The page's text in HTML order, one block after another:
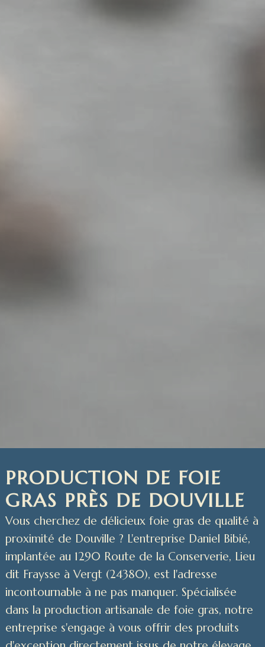
PRODUCTION DE FOIE
GRAS PRÈS DE DOUVILLE
Vous cherchez de délicieux foie gras de qualité à
proximité de Douville ? L'entreprise Daniel Bibié,
implantée au 1290 Route de la Conserverie, Lieu
dit Fraysse à Vergt (24380), est l'adresse
incontournable à ne pas manquer. Spécialisée
dans la production artisanale de foie gras, notre
entreprise s'engage à vous offrir des produits